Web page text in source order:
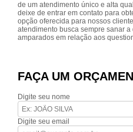
de um atendimento único e alta
deixe de entrar em contato para
opção oferecida para nossos
atendimento busca sempre sanar
amparados em relação aos
FAÇA UM
Digite seu nome
Digite seu email